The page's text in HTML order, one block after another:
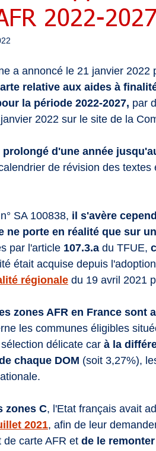
2022-
a annoncé le 21 janvier 2022
relative aux aides à
la période 2022-2027, par
2022 sur le site de la
prolongé d'une année
de révision des
SA 100838, il s'avère
ne porte en réalité que sur
par l'article 107.3.a du TFUE,
était acquise depuis
régionale du 19 avril 2021
zones AFR en France sont
les communes éligibles
délicate car à la
chaque DOM (soit 3,27%),
zones C, l'Etat français avait
2021, afin de leur
de carte AFR et de le